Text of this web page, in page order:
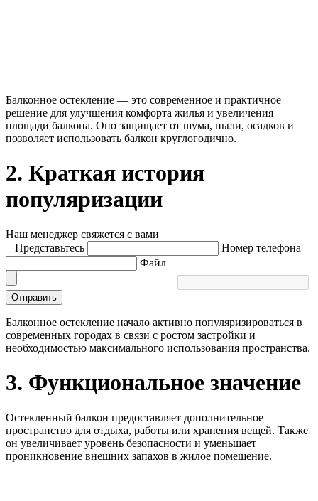
Балконное остекление — это современное и практичное
решение для улучшения комфорта жилья и увеличения
площади балкона. Оно защищает от шума, пыли, осадков и
позволяет использовать балкон круглогодично.
2. Краткая история
популяризации
Наш менеджер свяжется с вами
Представьтесь
Номер телефона
Файл
Отправить
Балконное остекление начало активно популяризироваться в
современных городах в связи с ростом застройки и
необходимостью максимального использования пространства.
3. Функциональное значение
Остекленный балкон предоставляет дополнительное
пространство для отдыха, работы или хранения вещей. Также
он увеличивает уровень безопасности и уменьшает
проникновение внешних запахов в жилое помещение.